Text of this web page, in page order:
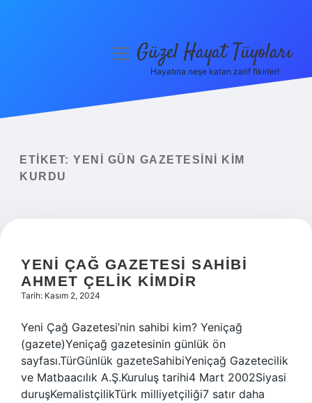
Yasal Uyarı
menüyüGüzel Hayat Tüyoları
Hayatına neşe katan zarif fikirler!
ETIKET: YENI GÜN GAZETESINI KIM
KURDU
YENI ÇAĞ GAZETESI SAHIBI
AHMET ÇELIK KIMDIR
Tarih: Kasım 2, 2024
Yeni Çağ Gazetesi’nin sahibi kim? Yeniçağ
(gazete)Yeniçağ gazetesinin günlük ön
sayfası.TürGünlük gazeteSahibiYeniçağ Gazetecilik
ve Matbaacılık A.Ş.Kuruluş tarihi4 Mart 2002Siyasi
duruşKemalistçilikTürk milliyetçiliği7 satır daha